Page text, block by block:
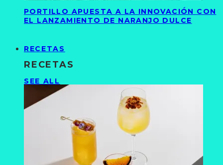
PORTILLO APUESTA A LA INNOVACIÓN CON
EL LANZAMIENTO DE NARANJO DULCE
RECETAS
RECETAS
SEE ALL